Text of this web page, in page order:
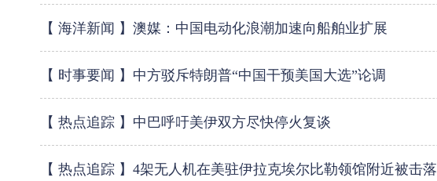
【 海洋新闻 】澳媒：中国电动化浪潮加速向船舶业扩展
【 时事要闻 】中方驳斥特朗普“中国干预美国大选”论调
【 热点追踪 】中巴呼吁美伊双方尽快停火复谈
【 热点追踪 】4架无人机在美驻伊拉克埃尔比勒领馆附近被击落